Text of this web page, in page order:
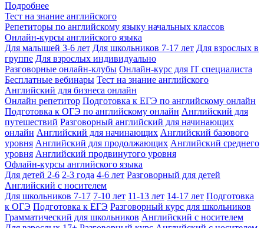
Подробнее
Тест на знание английского
Репетиторы по английскому языку начальных классов
Онлайн-курсы английского языка
Для малышей 3-6 лет Для школьников 7-17 лет Для взрослых в
группе Для взрослых индивидуально
Разговорные онлайн-клубы Онлайн-курс для IT специалиста
Бесплатные вебинары Тест на знание английского
Английский для бизнеса онлайн
Онлайн репетитор Подготовка к ЕГЭ по английскому онлайн
Подготовка к ОГЭ по английскому онлайн Английский для
путешествий Разговорный английский для начинающих
онлайн Английский для начинающих Английский базового
уровня Английский для продолжающих Английский среднего
уровня Английский продвинутого уровня
Офлайн-курсы английского языка
Для детей 2-6 2-3 года 4-6 лет Разговорный для детей
Английский с носителем
Для школьников 7-17 7-10 лет 11-13 лет 14-17 лет Подготовка
к ОГЭ Подготовка к ЕГЭ Разговорный курс для школьников
Грамматический для школьников Английский с носителем